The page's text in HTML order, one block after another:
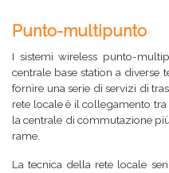
Punto-multipunto
I sistemi wireless punto-
centrale base station a
fornire una serie di servizi di
rete locale è il collegamento
la centrale di commutazione
rame.
La tecnica della rete locale